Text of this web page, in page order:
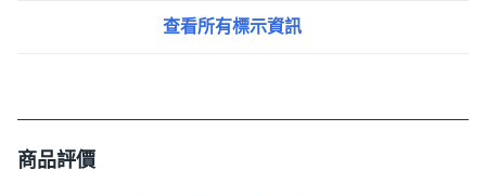
查看所有標示資訊
商品評價